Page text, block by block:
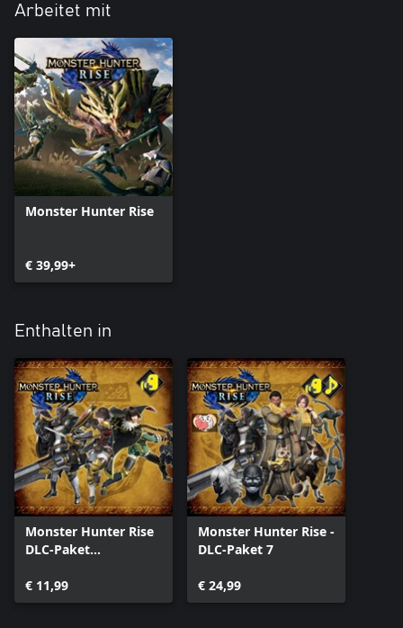
Arbeitet mit
Monster Hunter Rise
€ 39,99+
Enthalten in
Monster Hunter Rise
DLC-Paket
Kollektion"
€ 11,99
Monster Hunter Rise -
DLC-Paket 7
€ 24,99